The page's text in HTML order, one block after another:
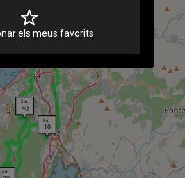
els meus favorits